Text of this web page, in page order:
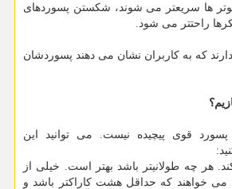
ها سریعتر می شوند، شکستن پسوردهای
راحتتر می شود.
دارند که به کاربران نشان می دهند پسوردشان
پسورد قوی پیچیده نیست. می توانید این
هر چه طولانیتر باشد بهتر است. خیلی از
می خواهند که حداقل هشت کاراکتر باشد و